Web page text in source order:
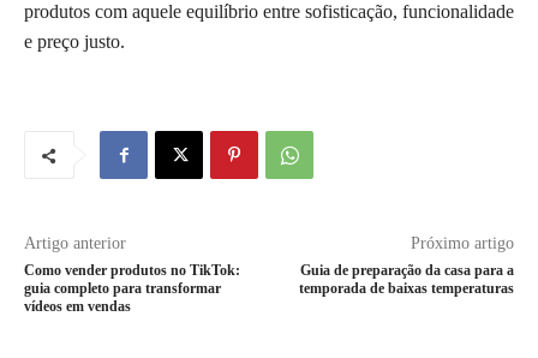
produtos com aquele equilíbrio entre sofisticação, funcionalidade
e preço justo.
Artigo anterior
Como vender produtos no TikTok:
guia completo para transformar
vídeos em vendas
Próximo artigo
Guia de preparação da casa para a
temporada de baixas temperaturas